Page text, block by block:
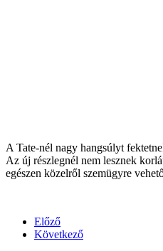
A Tate-nél nagy hangsúlyt
Az új részlegnél nem lesznek
egészen közelről szemügyre
Előző
Következő